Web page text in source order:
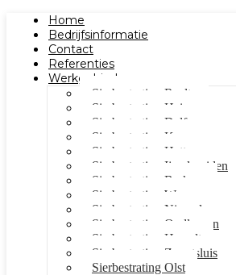
Home
Bedrijfsinformatie
Contact
Referenties
Werkgebied
Sierbestrating Raalte
Sierbestrating Heino
Sierbestrating Dalfsen
Sierbestrating Kampen
Sierbestrating Hattem
Sierbestrating Ijsselmuiden
Sierbestrating Berkum
Sierbestrating Wezep
Sierbestrating Nieuwleusen
Sierbestrating Oudleusen
Sierbestrating Hasselt
Sierbestrating Zwartsluis
Sierbestrating Olst